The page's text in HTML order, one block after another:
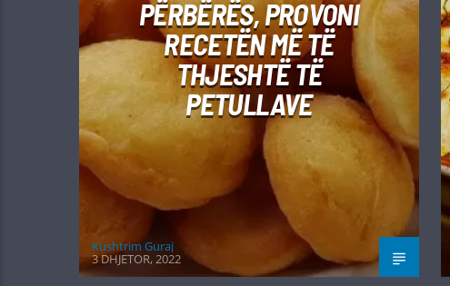
PËRBËRËS, PROVONI
RECETËN MË TË
THJESHTË TË
PETULLAVE
Kushtrim Guraj
3 DHJETOR, 2022